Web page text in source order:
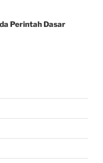
Perintah Dasar